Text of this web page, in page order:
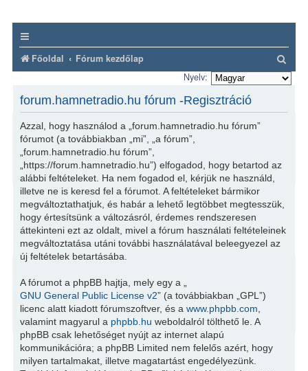
Főoldal Fórum kezdőlap
e
e
Nyelv:
forum.hamnetradio.hu fórum -Regisztráció
Azzal, hogy használod a „forum.hamnetradio.hu fórum”
fórumot (a továbbiakban „mi”, „a fórum”,
„forum.hamnetradio.hu fórum”,
„https://forum.hamnetradio.hu”) elfogadod, hogy betartod az
alábbi feltételeket. Ha nem fogadod el, kérjük ne használd,
illetve ne is keresd fel a fórumot. A feltételeket bármikor
megváltoztathatjuk, és habár a lehető legtöbbet megtesszük,
hogy értesítsünk a változásról, érdemes rendszeresen
áttekinteni ezt az oldalt, mivel a fórum használati feltételeinek
megváltoztatása utáni további használatával beleegyezel az
új feltételek betartásába.
A fórumot a phpBB hajtja, mely egy a „
GNU General Public License v2” (a továbbiakban „GPL”)
licenc alatt kiadott fórumszoftver, és awww.phpbb.com
valamint magyarul a phpbb.hu weboldalról tölthető le. A
phpBB csak lehetőséget nyújt az internet alapú
kommunikációra; a phpBB Limited nem felelős azért, hogy
milyen tartalmakat, illetve magatartást engedélyezünk.